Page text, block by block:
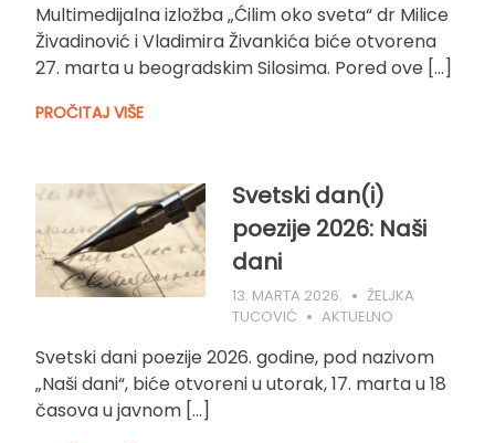
Multimedijalna izložba „Ćilim oko sveta“ dr Milice
Živadinović i Vladimira Živankića biće otvorena
27. marta u beogradskim Silosima. Pored ove […]
PROČITAJ VIŠE
Svetski dan(i)
poezije 2026: Naši
dani
13. MARTA 2026.
ŽELJKA
TUCOVIĆ
AKTUELNO
Svetski dani poezije 2026. godine, pod nazivom
„Naši dani“, biće otvoreni u utorak, 17. marta u 18
časova u javnom […]